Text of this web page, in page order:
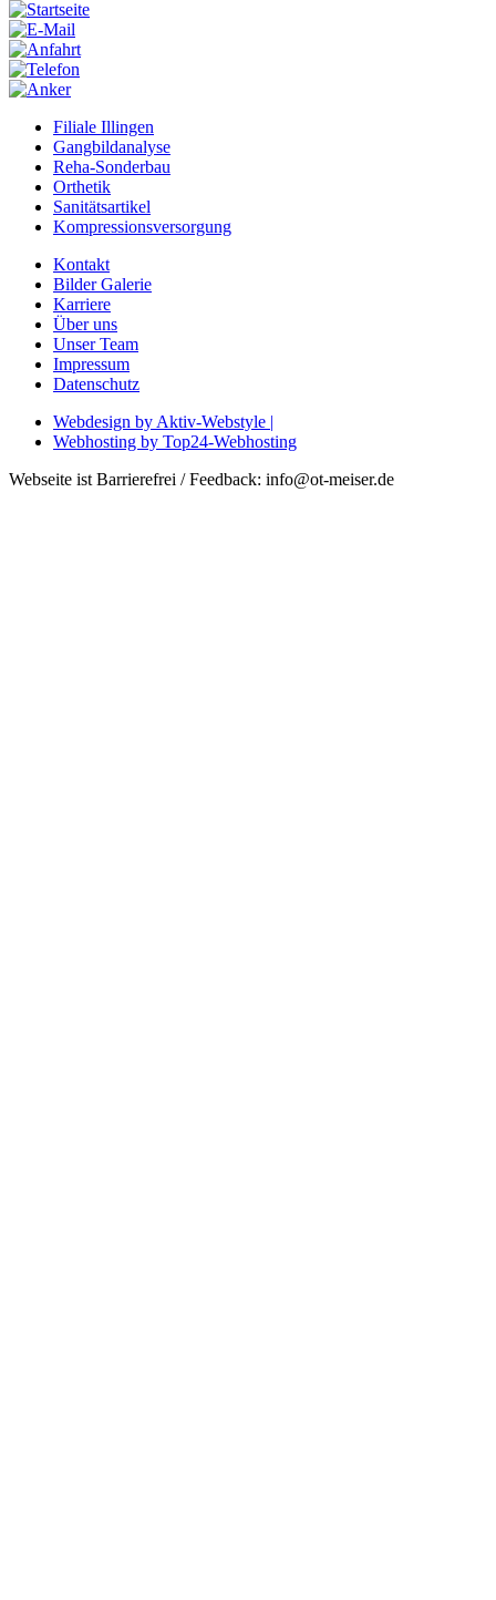
Filiale Illingen
Gangbildanalyse
Reha-Sonderbau
Orthetik
Sanitätsartikel
Kompressionsversorgung
Kontakt
Bilder Galerie
Karriere
Über uns
Unser Team
Impressum
Datenschutz
Webdesign by Aktiv-Webstyle |
Webhosting by Top24-Webhosting
Webseite ist Barrierefrei / Feedback: info@ot-meiser.de